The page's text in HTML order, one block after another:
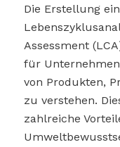
Die Erstellung
Assessment
für
von Produkten,
zu verstehen.
zahlreiche